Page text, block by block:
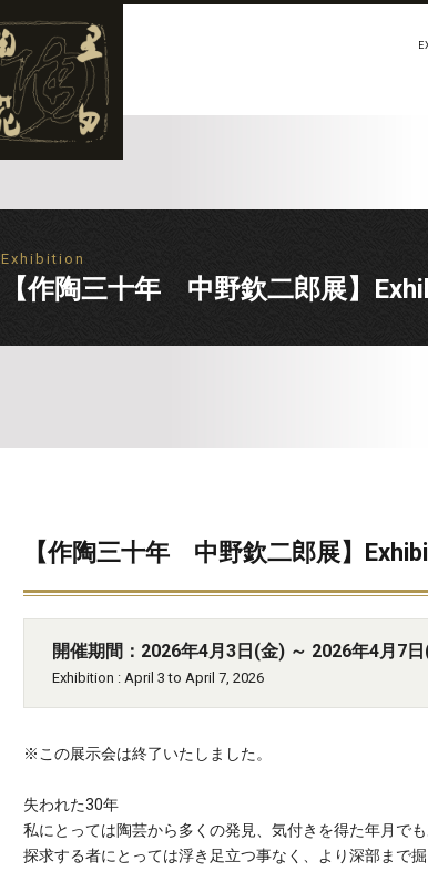
Exhibition
【作陶三十年 中野欽二郎展】
【作陶三十年 中野欽二郎展】
開催期間：2026年4月3日(金) ～ 2026年4月7
Exhibition : April 3 to April 7, 2026
※この展示会は終了いたしました。
失われた30年
私にとっては陶芸から多くの発見、気付きを得た年月でも
探求する者にとっては浮き足立つ事なく、より深部まで